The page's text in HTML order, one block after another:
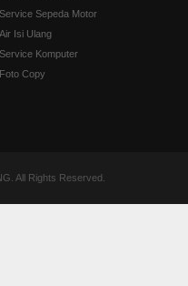
Service Sepeda Motor
Air Isi Ulang
Service Komputer
Foto Copy
All Rights Reserved.